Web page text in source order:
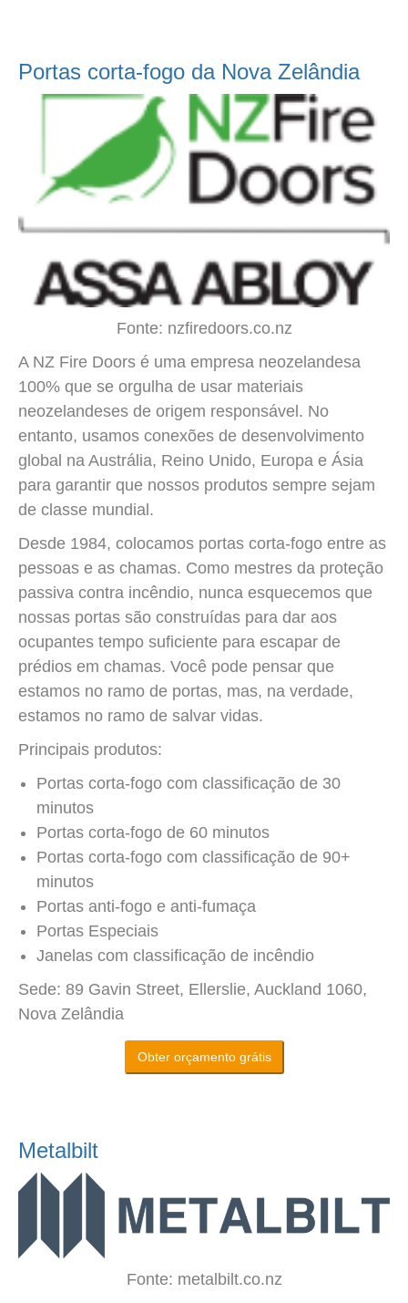
Portas corta-fogo da Nova Zelândia
Fonte: nzfiredoors.co.nz
A NZ Fire Doors é uma empresa neozelandesa
100% que se orgulha de usar materiais
neozelandeses de origem responsável. No
entanto, usamos conexões de desenvolvimento
global na Austrália, Reino Unido, Europa e Ásia
para garantir que nossos produtos sempre sejam
de classe mundial.
Desde 1984, colocamos portas corta-fogo entre as
pessoas e as chamas. Como mestres da proteção
passiva contra incêndio, nunca esquecemos que
nossas portas são construídas para dar aos
ocupantes tempo suficiente para escapar de
prédios em chamas. Você pode pensar que
estamos no ramo de portas, mas, na verdade,
estamos no ramo de salvar vidas.
Principais produtos:
Portas corta-fogo com classificação de 30
minutos
Portas corta-fogo de 60 minutos
Portas corta-fogo com classificação de 90+
minutos
Portas anti-fogo e anti-fumaça
Portas Especiais
Janelas com classificação de incêndio
Sede: 89 Gavin Street, Ellerslie, Auckland 1060,
Nova Zelândia
Obter orçamento grátis
Metalbilt
Fonte: metalbilt.co.nz